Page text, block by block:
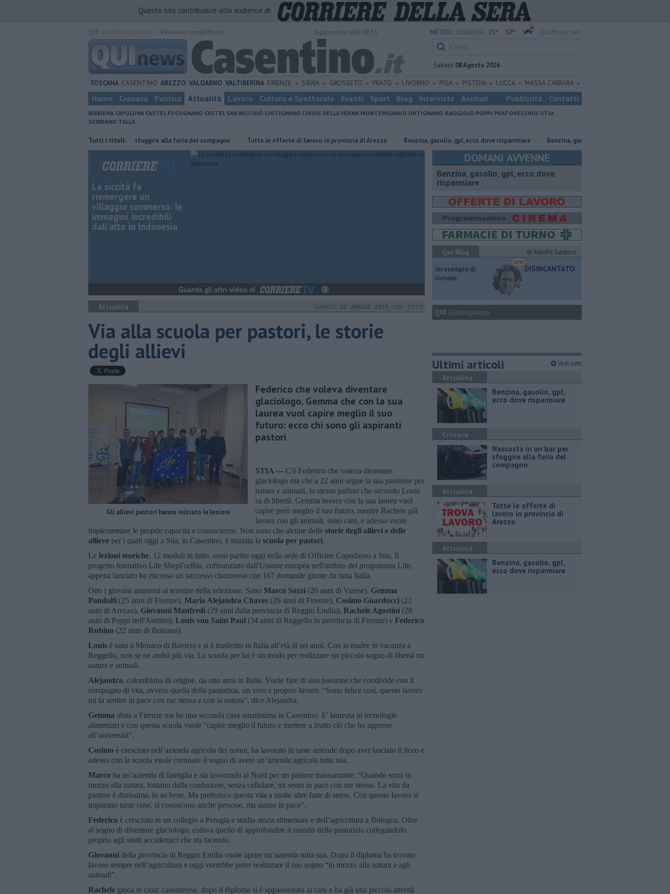
Questo sito contribuisce alla audience di
METEO: 23° 32°
Sabato 08 Agosto 2026
TOSCANA CASENTINO AREZZO VALDARNO VALTIBERINA FIRENZE SIENA GROSSETO PRATO LIVORNO PISA PISTOIA LUCCA MASSA CARRARA
Home Cronaca Politica Attualità Lavoro Cultura e Spettacolo Eventi Sport Blog Interviste Animali Pubblicità Contatti
BIBBIENA CAPOLONA CASTEL FOCOGNANO CASTEL SAN NICCOLÒ CHITIGNANO CHIUSI DELLA VERNA MONTEMIGNAIO ORTIGNANO-RAGGIOLO POPPI PRATOVECCHIO-STIA
SUBBIANO TALLA
Tutti i titoli:
Nascosta in un bar per sfuggire alla furia del compagno ​Tutte le offerte di lavoro in provincia di Arezzo ​Benzina, gasolio, gpl, ecco dove risparmiare ​Benzina, gasolio, gpl, ecco dove risparmiare
La siccità fa
riemergere un
villaggio sommerso: le
immagini incredibili
dall'alto in Indonesia
Attualità SABATO 22 APRILE 2023 ORE 19:10
Via alla scuola per pastori, le storie
degli allievi
Gli allievi pastori hanno iniziato le lezioni
Federico che voleva diventare
glaciologo, Gemma che con la sua
laurea vuol capire meglio il suo
futuro: ecco chi sono gli aspiranti
pastori
STIA — C'è Federico che voleva diventare
glaciologo ma che a 22 anni segue la sua passione per
natura e animali, lo stesso pallino che secondo Louis
sa di libertà. Gemma invece con la sua laurea vuol
capire però meglio il suo futuro, mentre Rachele già
lavora con gli animali, sono cani, e adesso vuole
implementare le proprie capacità e conoscienze. Non sono che alcune delle storie degli allievi e delle
allieve per i quali oggi a Stia, in Casentino, è iniziata la scuola per pastori.
Le lezioni teoriche, 12 moduli in tutto, sono partite oggi nella sede di Officine Capodarno a Stia. Il
progetto formativo Life ShepForBio, cofinanziato dall'Unione europea nell'ambito del programma Life,
appena lanciato ha riscosso un successo clamoroso con 167 domande giunte da tutta Italia.
Otto i giovani ammessi al termine della selezione. Sono Marco Sozzi (20 anni di Varese), Gemma
Pandolfi (25 anni di Firenze), Maria Alejandra Chaves (26 anni di Firenze), Cosimo Guarducci (22
anni di Arezzo), Giovanni Manfredi (29 anni dalla provincia di Reggio Emilia), Rachele Agostini (28
anni di Poppi nell'Aretino), Louis von Saint Paul (34 anni di Reggello in provincia di Firenze) e Federico
Rubino (22 anni di Bolzano).
Louis è nato a Monaco di Baviera e si è trasferito in Italia all’età di sei anni. Con la madre in vacanza a
Reggello, non se ne andrà più via. La scuola per lui è un modo per realizzare un piccolo sogno di libertà tra
natura e animali.
Alejandra, colombiana di origine, da otto anni in Italia. Vuole fare di una passione che condivide con il
compagno di vita, ovvero quella della pastorizia, un vero e proprio lavoro. “Sono felice così, questo lavoro
mi fa sentire in pace con me stessa e con la natura”, dice Alejandra.
Gemma abita a Firenze ma ha una seconda casa amatissima in Casentino. E' laureata in tecnologie
alimentari e con questa scuola vuole “capire meglio il futuro e mettere a frutto ciò che ho appreso
all’università”.
Cosimo è cresciuto nell’azienda agricola dei nonni, ha lavorato in tante aziende dopo aver lasciato il liceo e
adesso con la scuola vuole coronare il sogno di avere un’azienda agricola tutta sua.
Marco ha un’azienda di famiglia e sta lavorando al Nord per un pastore transumante: “Quando sono in
mezzo alla natura, lontano dalla confusione, senza cellulare, mi sento in pace con me stesso. La vita da
pastore è durissima, lo so bene. Ma preferisco questa vita a molte altre fatte di stress. Con questo lavoro si
imparano tante cose, si conoscono anche persone, ma siamo in pace”.
Federico è cresciuto in un collegio a Perugia e studia storia alimentare e dell’agricoltura a Bologna. Oltre
al sogno di diventare glaciologo, coltiva quello di approfondire il mondo della pastorizia collegandolo
proprio agli studi accademici che sta facendo.
Giovanni della provincia di Reggio Emilia vuole aprire un’azienda tutta sua. Dopo il diploma ha trovato
lavoro sempre nell’agricoltura e oggi vorrebbe poter realizzare il suo sogno “in mezzo alla natura e agli
animali”.
Rachele gioca in casa: casentinese, dopo il diploma si è appassionata ai cani e ha già una piccola attività
DOMANI AVVENNE
​Benzina, gasolio, gpl, ecco dove
risparmiare
Qui Blog
di Adolfo Santoro
​Un esempio di
civismo
DISINCANTATO
QUI Condoglianze
Ultimi articoli Vedi tutti
Attualità
​Benzina, gasolio, gpl,
ecco dove risparmiare
Cronaca
Nascosta in un bar per
sfuggire alla furia del
compagno
Attualità
​Tutte le offerte di
lavoro in provincia di
Arezzo
Attualità
​Benzina, gasolio, gpl,
ecco dove risparmiare